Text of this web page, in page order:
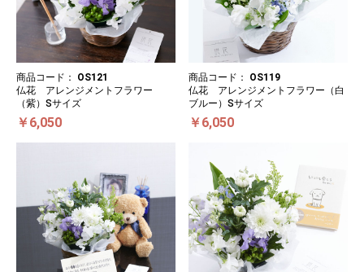
商品コード： OS121
仏花 アレンジメントフラワー
（紫）Sサイズ
￥6,050
商品コード： OS119
仏花 アレンジメントフラワー（白
ブルー）Sサイズ
￥6,050